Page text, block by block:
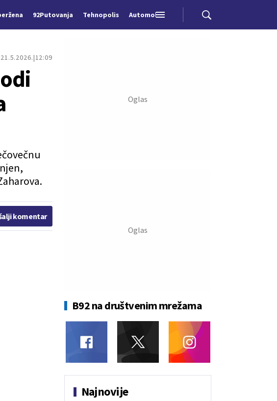
92Putovanja Tehnopolis Automobili
21.5.2026. 12:09
komentar
B92 na društvenim mrežama
Najnovije